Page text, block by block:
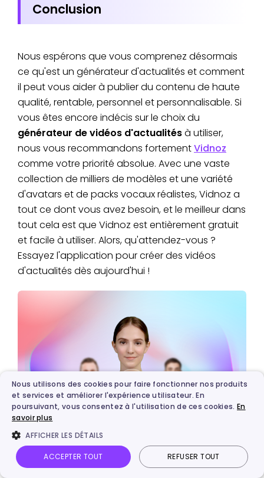
Conclusion
Nous espérons que vous comprenez désormais
ce qu'est un générateur d'actualités et comment
il peut vous aider à publier du contenu de haute
qualité, rentable, personnel et personnalisable. Si
vous êtes encore indécis sur le choix du
générateur de vidéos d'actualitésà utiliser,
nous vous recommandons fortementVidnoz
comme votre priorité absolue. Avec une vaste
collection de milliers de modèles et une variété
d'avatars et de packs vocaux réalistes, Vidnoz a
tout ce dont vous avez besoin, et le meilleur dans
tout cela est que Vidnoz est entièrement gratuit
et facile à utiliser. Alors, qu'attendez-vous ?
Essayez l'application pour créer des vidéos
d'actualités dès aujourd'hui !
Vidnoz AI - Créez vidéos IA captivantes
Nous utilisons des cookies pour faire fonctionner nos produits
et services et améliorer l'expérience utilisateur. En
poursuivant, vous consentez à l'utilisation de ces cookies. En
savoir plus
AFFICHER LES DÉTAILS
ACCEPTER TOUT REFUSER TOUT